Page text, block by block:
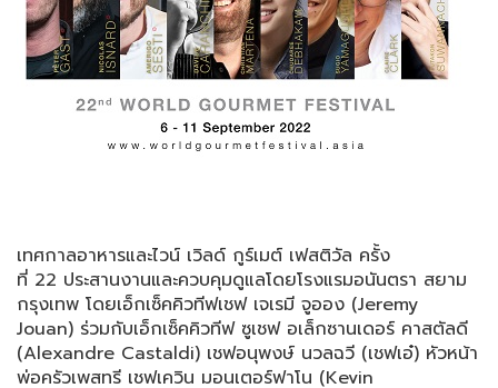
เทศกาลอาหารและไวน์ เวิลด์ กูร์เมต์ เฟสติวัล ครั้ง
ที่ 22 ประสานงานและควบคุมดูแลโดยโรงแรมอนันตรา สยาม
กรุงเทพ โดยเอ็กเซ็คคิวทีฟเชฟ เจเรมี จูออง (Jeremy
Jouan) ร่วมกับเอ็กเซ็คคิวทีฟ ซูเชฟ อเล็กซานเดอร์ คาสตัลดี
(Alexandre Castaldi) เชฟอนุพงษ์ นวลฉวี (เชฟเอ๋) หัวหน้า
พ่อครัวเพสทรี เชฟเควิน มอนเตอร์ฟาโน (Kevin